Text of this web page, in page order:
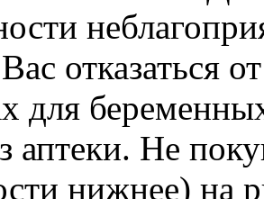
Вас отказаться
для
аптеки. Не
нижнее) на